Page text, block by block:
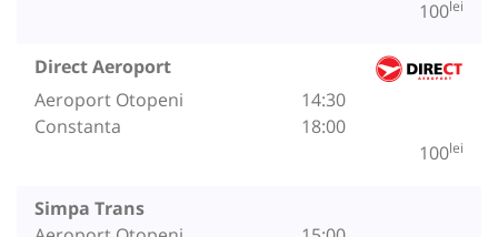
100lei
Direct Aeroport
Aeroport Otopeni
Constanta
14:30
18:00
100lei
Simpa Trans